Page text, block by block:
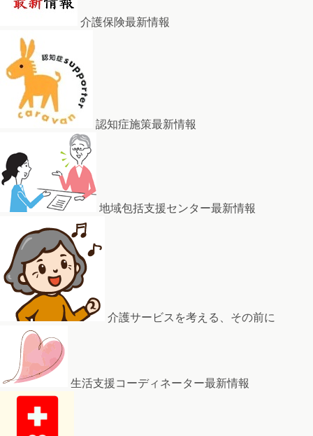
介護保険最新情報
認知症施策最新情報
地域包括支援センター最新情報
介護サービスを考える、その前に
生活支援コーディネーター最新情報